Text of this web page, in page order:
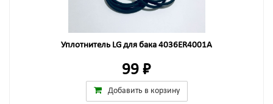
Уплотнитель LG для бака 4036ER4001A
99 ₽
Добавить в корзину